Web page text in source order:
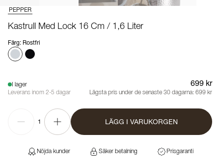
PEPPER
Kastrull Med Lock 16 Cm / 1,6 Liter
Färg: Rostfri
I lager
Leverans inom 2-5 dagar
699 kr
Lägsta pris under de senaste 30 dagarna: 699 kr
1 LÄGG I VARUKORGEN
Nöjda kunder Säker betalning Prisgaranti